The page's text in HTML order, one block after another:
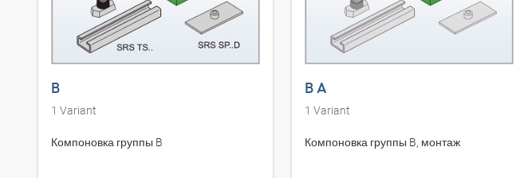
B
1 Variant
Компоновка группы B
B A
1 Variant
Компоновка группы B, монтаж